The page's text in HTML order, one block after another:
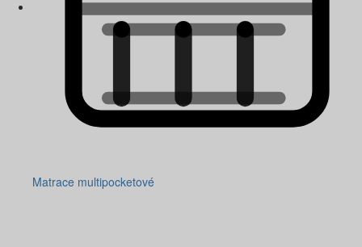
Matrace multipocketové